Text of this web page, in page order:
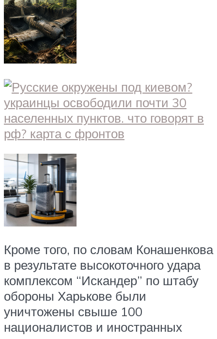
Кроме того, по словам Конашенкова
в результате высокоточного удара
комплексом “Искандер” по штабу
обороны Харькове были
уничтожены свыше 100
националистов и иностранных